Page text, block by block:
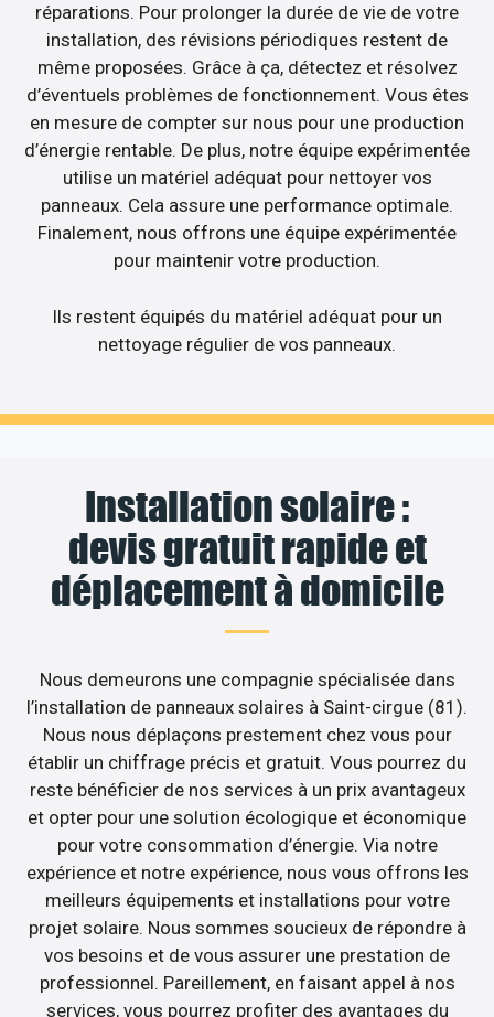
réparations. Pour prolonger la durée de vie de votre
installation, des révisions périodiques restent de
même proposées. Grâce à ça, détectez et résolvez
d’éventuels problèmes de fonctionnement. Vous êtes
en mesure de compter sur nous pour une production
d’énergie rentable. De plus, notre équipe expérimentée
utilise un matériel adéquat pour nettoyer vos
panneaux. Cela assure une performance optimale.
Finalement, nous offrons une équipe expérimentée
pour maintenir votre production.
Ils restent équipés du matériel adéquat pour un
nettoyage régulier de vos panneaux.
Installation solaire :
devis gratuit rapide et
déplacement à domicile
Nous demeurons une compagnie spécialisée dans
l’installation de panneaux solaires à Saint-cirgue (81).
Nous nous déplaçons prestement chez vous pour
établir un chiffrage précis et gratuit. Vous pourrez du
reste bénéficier de nos services à un prix avantageux
et opter pour une solution écologique et économique
pour votre consommation d’énergie. Via notre
expérience et notre expérience, nous vous offrons les
meilleurs équipements et installations pour votre
projet solaire. Nous sommes soucieux de répondre à
vos besoins et de vous assurer une prestation de
professionnel. Pareillement, en faisant appel à nos
services, vous pourrez profiter des avantages du